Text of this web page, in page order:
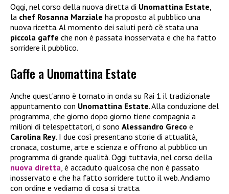
Oggi, nel corso della nuova diretta di Unomattina Estate
la chef Rosanna Marziale ha proposto al pubblico una
nuova ricetta. Al momento dei saluti però c’è stata una
piccola gaffe che non è passata inosservata e che ha fatto
sorridere il pubblico.
Gaffe a Unomattina Estate
Anche quest’anno è tornato in onda su Rai 1 il tradizionale
appuntamento con Unomattina Estate. Alla conduzione del
programma, che giorno dopo giorno tiene compagnia a
milioni di telespettatori, ci sono Alessandro Greco e
Carolina Rey. I due così presentano storie di attualità,
cronaca, costume, arte e scienza e offrono al pubblico un
programma di grande qualità. Oggi tuttavia, nel corso della
nuova diretta, è accaduto qualcosa che non è passato
inosservato e che ha fatto sorridere tutto il web. Andiamo
con ordine e vediamo di cosa si tratta.